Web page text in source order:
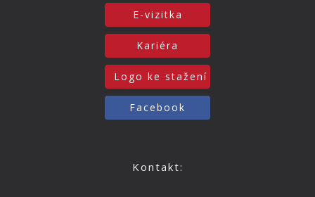
E-vizitka
Kariéra
Logo ke stažení
Facebook
Kontakt: